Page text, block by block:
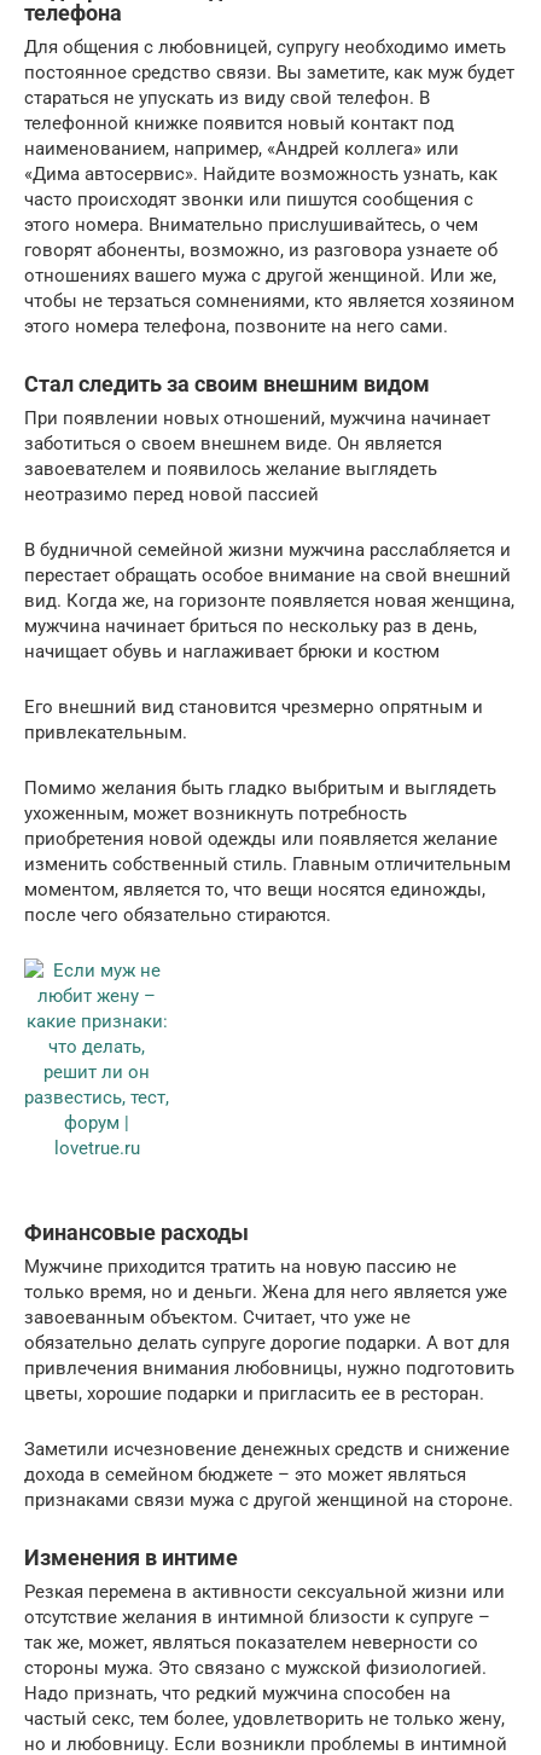
телефона
Для общения с любовницей, супругу необходимо иметь
постоянное средство связи. Вы заметите, как муж будет
стараться не упускать из виду свой телефон. В
телефонной книжке появится новый контакт под
наименованием, например, «Андрей коллега» или
«Дима автосервис». Найдите возможность узнать, как
часто происходят звонки или пишутся сообщения с
этого номера. Внимательно прислушивайтесь, о чем
говорят абоненты, возможно, из разговора узнаете об
отношениях вашего мужа с другой женщиной. Или же,
чтобы не терзаться сомнениями, кто является хозяином
этого номера телефона, позвоните на него сами.
Стал следить за своим внешним видом
При появлении новых отношений, мужчина начинает
заботиться о своем внешнем виде. Он является
завоевателем и появилось желание выглядеть
неотразимо перед новой пассией
В будничной семейной жизни мужчина расслабляется и
перестает обращать особое внимание на свой внешний
вид. Когда же, на горизонте появляется новая женщина,
мужчина начинает бриться по нескольку раз в день,
начищает обувь и наглаживает брюки и костюм
Его внешний вид становится чрезмерно опрятным и
привлекательным.
Помимо желания быть гладко выбритым и выглядеть
ухоженным, может возникнуть потребность
приобретения новой одежды или появляется желание
изменить собственный стиль. Главным отличительным
моментом, является то, что вещи носятся единожды,
после чего обязательно стираются.
Финансовые расходы
Мужчине приходится тратить на новую пассию не
только время, но и деньги. Жена для него является уже
завоеванным объектом. Считает, что уже не
обязательно делать супруге дорогие подарки. А вот для
привлечения внимания любовницы, нужно подготовить
цветы, хорошие подарки и пригласить ее в ресторан.
Заметили исчезновение денежных средств и снижение
дохода в семейном бюджете – это может являться
признаками связи мужа с другой женщиной на стороне.
Изменения в интиме
Резкая перемена в активности сексуальной жизни или
отсутствие желания в интимной близости к супруге –
так же, может, являться показателем неверности со
стороны мужа. Это связано с мужской физиологией.
Надо признать, что редкий мужчина способен на
частый секс, тем более, удовлетворить не только жену,
но и любовницу. Если возникли проблемы в интимной